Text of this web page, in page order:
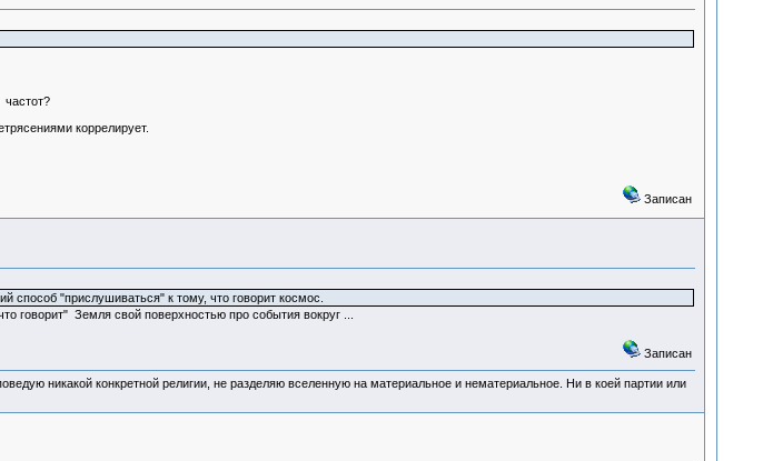
коррелирует.
Записан
способ "прислушиваться" к тому, что говорит космос.
говорит" Земля свой поверхностью про события вокруг ...
Записан
никакой конкретной религии, не разделяю вселенную на материальное и нематериальное. Ни в коей партии или